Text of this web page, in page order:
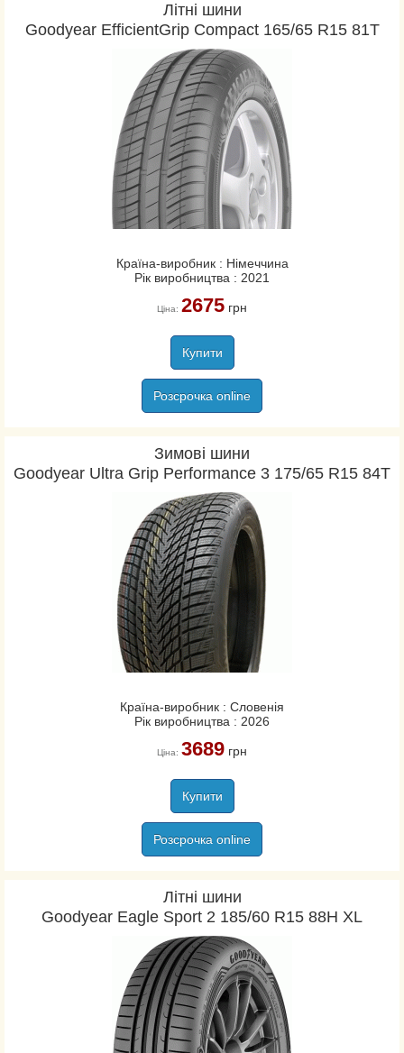
Літні шини
Goodyear EfficientGrip Compact 165/65 R15 81T
Країна-виробник : Німеччина
Рік виробництва : 2021
Ціна: 2675грн
Купити
Розсрочка online
Зимові шини
Goodyear Ultra Grip Performance 3 175/65 R15 84T
Країна-виробник : Словенія
Рік виробництва : 2026
Ціна: 3689грн
Купити
Розсрочка online
Літні шини
Goodyear Eagle Sport 2 185/60 R15 88H XL